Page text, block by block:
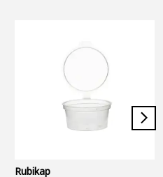
Rubikap